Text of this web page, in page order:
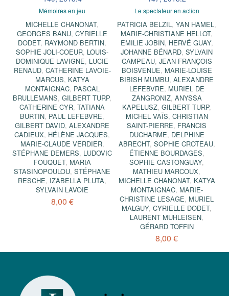
Mémoires en jeu
MICHELLE CHANONAT,
GEORGES BANU,CYRIELLE
DODET, RAYMOND BERTIN,
SOPHIE JOLI-COEUR, LOUIS-
DOMINIQUE LAVIGNE, LUCIE
RENAUD, CATHERINE LAVOIE-
MARCUS, KATYA
MONTAIGNAC, PASCAL
BRULLEMANS,GILBERT TURP,
CATHERINE CYR,TATIANA
BURTIN, PAUL LEFEBVRE,
GILBERT DAVID,ALEXANDRE
CADIEUX, HÉLÈNE JACQUES,
MARIE-CLAUDE VERDIER,
STÉPHANE DEMERS, LUDOVIC
FOUQUET, MARIA
STASINOPOULOU,STÉPHANE
RESCHE, IZABELLA PLUTA,
SYLVAIN LAVOIE
8,00 €
Le spectateur en action
PATRICIA BELZIL,YAN HAMEL,
MARIE-CHRISTIANE HELLOT,
EMILIE JOBIN, HERVÉ GUAY,
JOHANNE BÉNARD,SYLVAIN
CAMPEAU, JEAN-FRANÇOIS
BOISVENUE, MARIE-LOUISE
BIBISH MUMBU,ALEXANDRE
LEFEBVRE, MURIEL DE
ZANGRONIZ, ANYSSA
KAPELUSZ,GILBERT TURP,
MICHEL VAÏS, CHRISTIAN
SAINT-PIERRE, FRANCIS
DUCHARME, DELPHINE
ABRECHT, SOPHIE CROTEAU,
ÉTIENNE BOURDAGES,
SOPHIE CASTONGUAY,
MATHIEU MARCOUX,
MICHELLE CHANONAT, KATYA
MONTAIGNAC, MARIE-
CHRISTINE LESAGE, MURIEL
MALGUY,CYRIELLE DODET,
LAURENT MUHLEISEN,
GÉRARD TOFFIN
8,00 €